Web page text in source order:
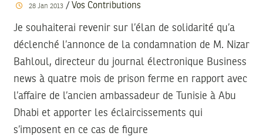
28 Jan 2013/ Vos Contributions
Je souhaiterai revenir sur l’élan de solidarité qu’a
déclenché l’annonce de la condamnation de M. Nizar
Bahloul, directeur du journal électronique Business
news à quatre mois de prison ferme en rapport avec
l’affaire de l’ancien ambassadeur de Tunisie à Abu
Dhabi et apporter les éclaircissements qui
s’imposent en ce cas de figure